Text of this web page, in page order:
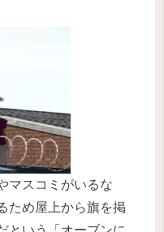
マスコミがいるな
ため屋上から旗を掲